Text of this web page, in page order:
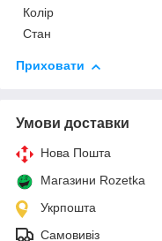
Колір
Стан
Приховати
Умови доставки
Нова Пошта
Магазини Rozetka
Укрпошта
Самовивіз